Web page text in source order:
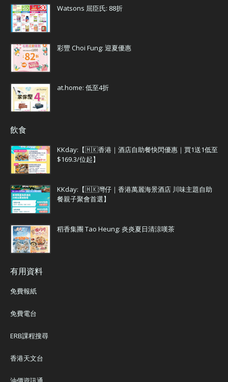
Watsons 屈臣氏: 88折
彩豐 Choi Fung: 迎夏優惠
at.home: 低至4折
飲食
KKday:【🇭🇰香港｜酒店自助餐快閃優惠｜買1送1低至
$169.3/位起】
KKday:【🇭🇰灣仔｜香港萬麗海景酒店 川味主題自助
餐親子聚會首選】
稻香集團 Tao Heung: 炎炎夏日清涼嘆茶
有用資料
免費報紙
免費電台
ERB課程搜尋
香港天文台